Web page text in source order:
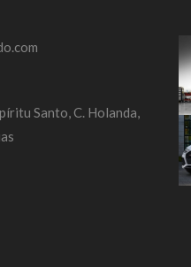
Santo, C. Holanda,